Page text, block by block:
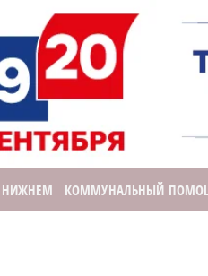
НИЖНЕМ КОММУНАЛЬНЫЙ